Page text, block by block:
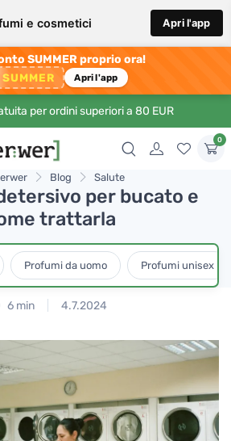
e cosmetici Apri l'app
SUMMER proprio ora!
SUMMER Apri l'app
per ordini superiori a 80 EUR
0
Blog Salute
per bucato e
trattarla
Profumi da uomo Profumi unisex
6 min 4.7.2024